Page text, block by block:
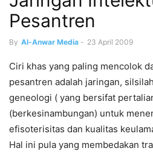
Pesantren
By Al-Anwar Media - 23 April 2009
Ciri khas yang paling mencolok
pesantren adalah jaringan,
geneologi ( yang bersifat
(berkesinambungan) untuk
efisoterisitas dan kualitas
Hal ini pula yang membedakan